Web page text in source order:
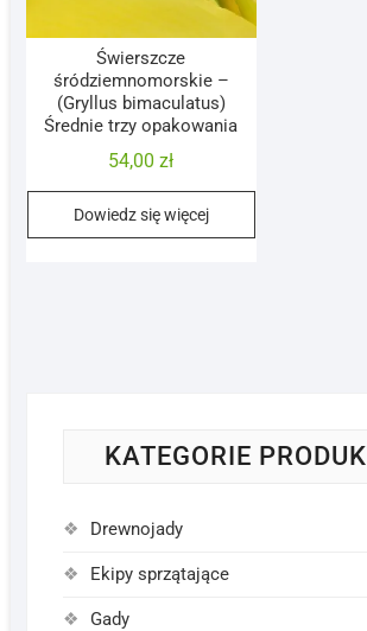
Świerszcze
śródziemnomorskie –
(Gryllus bimaculatus)
Średnie trzy opakowania
54,00zł
Dowiedz się więcej
KATEGORIE
Drewnojady
Ekipy sprzątające
Gady